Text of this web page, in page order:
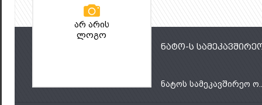
არ არის
ლოგო
ნატო-ს
ნატოს სამეკავშირეო